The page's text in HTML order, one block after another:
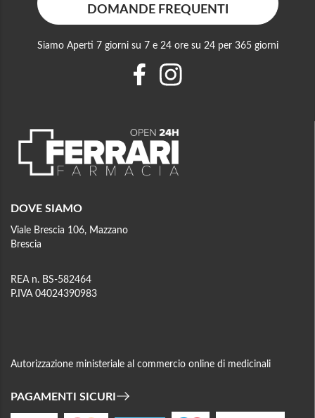
DOVE SIAMO
Viale Brescia 106, Mazzano
Brescia
REA n. BS-582464
P.IVA 04024390983
Autorizzazione ministeriale al commercio online di medicinali
PAGAMENTI SICURI
DOMANDE FREQUENTI
Siamo Aperti 7 giorni su 7 e 24 ore su 24 per 365 giorni